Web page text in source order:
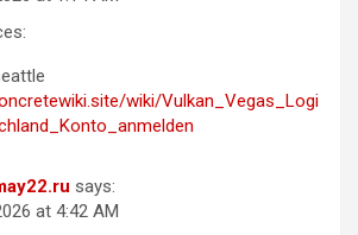
wiki/Vulkan_Vegas_Logi
says:
at 4:42 AM